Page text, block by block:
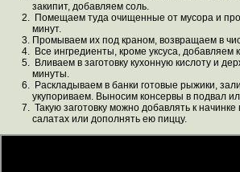
закипит, добавляем соль.
Помещаем туда очищенные от мусора и
минут.
Промываем их под краном, возвращаем в
Все ингредиенты, кроме уксуса, добавляем
Вливаем в заготовку кухонную кислоту и
минуты.
Раскладываем в банки готовые рыжики,
укупориваем. Выносим консервы в подвал
Такую заготовку можно добавлять к начинке
салатах или дополнять ею пиццу.